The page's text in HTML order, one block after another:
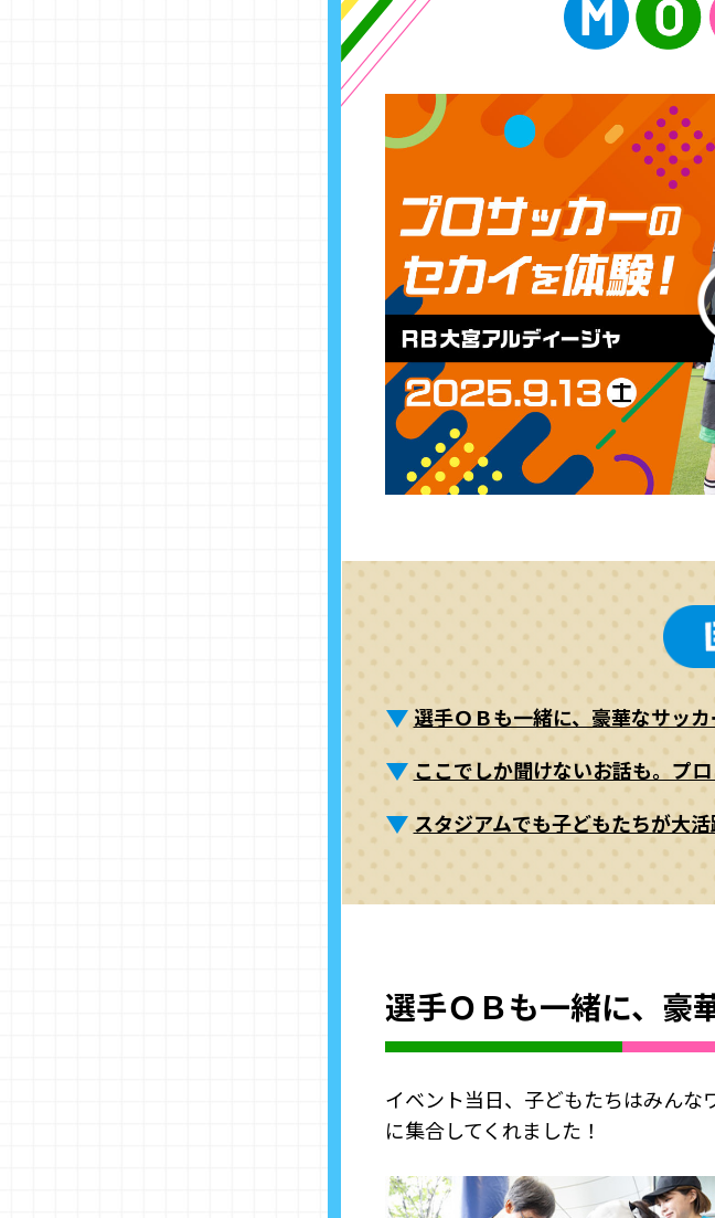
選手ＯＢも一緒に、豪華なサッ
ここでしか聞けないお話も。プ
スタジアムでも子どもたちが大活
選手ＯＢも一緒に、豪
イベント当日、子どもたちはみんな
に集合してくれました！